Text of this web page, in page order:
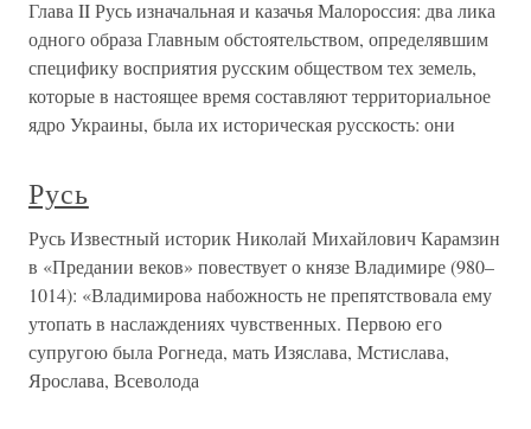
Глава II Русь изначальная и казачья Малороссия: два лика
одного образа Главным обстоятельством, определявшим
специфику восприятия русским обществом тех земель,
которые в настоящее время составляют территориальное
ядро Украины, была их историческая русскость: они
Русь
Русь Известный историк Николай Михайлович Карамзин
в «Предании веков» повествует о князе Владимире (980–
1014): «Владимирова набожность не препятствовала ему
утопать в наслаждениях чувственных. Первою его
супругою была Рогнеда, мать Изяслава, Мстислава,
Ярослава, Всеволода